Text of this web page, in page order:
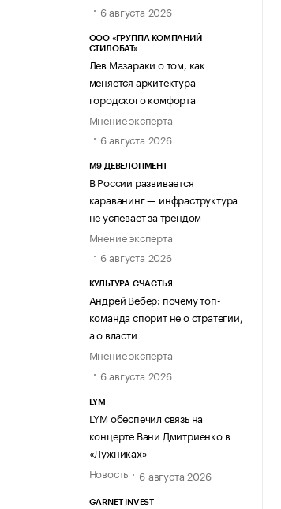
6 августа 2026
ООО «ГРУППА КОМПАНИЙ
СТИЛОБАТ»
Лев Мазараки о том, как
меняется архитектура
городского комфорта
Мнение эксперта
6 августа 2026
М9 ДЕВЕЛОПМЕНТ
В России развивается
караванинг — инфраструктура
не успевает за трендом
Мнение эксперта
6 августа 2026
КУЛЬТУРА СЧАСТЬЯ
Андрей Вебер: почему топ-
команда спорит не о стратегии,
а о власти
Мнение эксперта
6 августа 2026
LYM
LYM обеспечил связь на
концерте Вани Дмитриенко в
«Лужниках»
Новость
6 августа 2026
GARNET INVEST